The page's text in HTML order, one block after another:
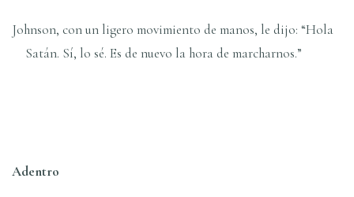
Johnson, con un ligero movimiento de manos, le dijo: “Hola
Satán. Sí, lo sé. Es de nuevo la hora de marcharnos.”
Adentro